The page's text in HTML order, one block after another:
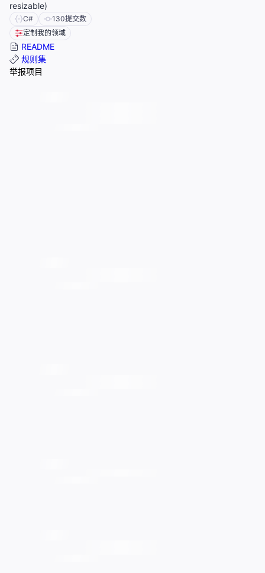
resizable)
C# 130提交数
定制我的领域
README
规则集
举报项目